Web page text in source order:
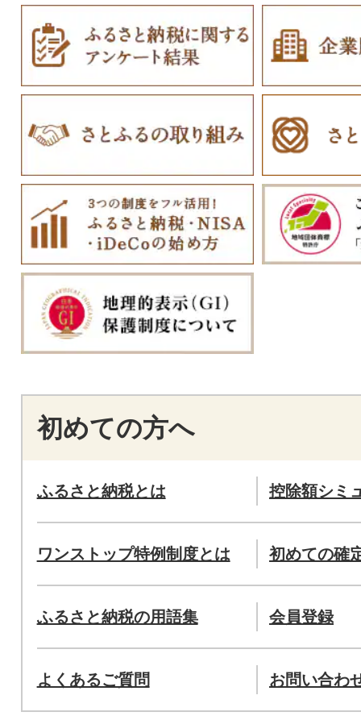
初めての方へ
ふるさと納税とは 控除額シミ
ワンストップ特例制度とは 初めての確
ふるさと納税の用語集 会員登録
よくあるご質問 お問い合わ